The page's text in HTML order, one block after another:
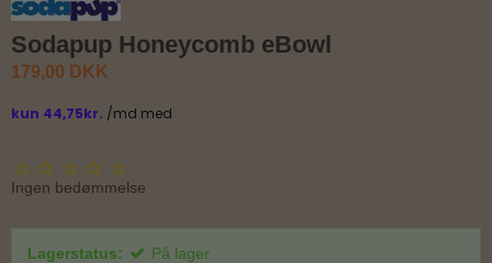
Sodapup Honeycomb eBowl
179,00 DKK
Ingen bedømmelse
Lagerstatus: På lager